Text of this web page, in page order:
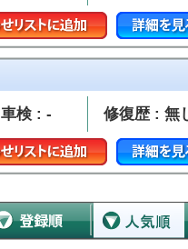
車検 : - 修復歴 : 無